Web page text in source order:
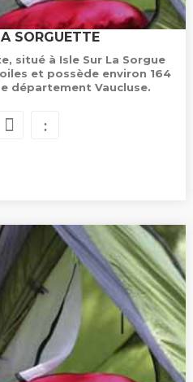
SORGUETTE
situé à Isle Sur La Sorgue
et possède environ 164
département Vaucluse.